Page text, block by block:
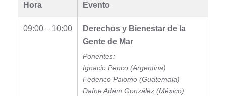
Hora Evento
09:00 – 10:00
Derechos y Bienestar de la
Gente de Mar
Ponentes:
Ignacio Penco (Argentina)
Federico Palomo (Guatemala)
Dafne Adam González (México)